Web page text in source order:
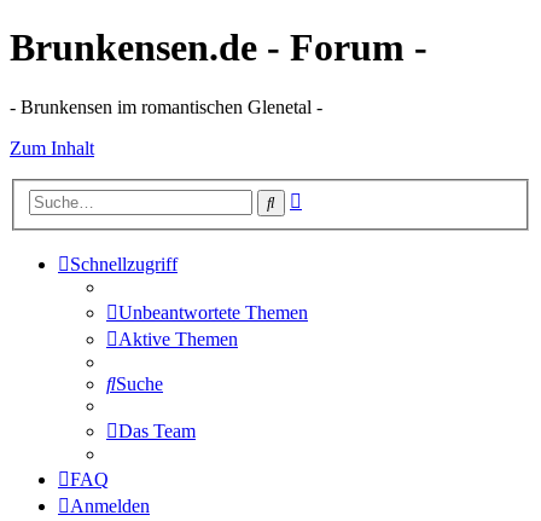
Brunkensen.de - Forum -
- Brunkensen im romantischen Glenetal -
Zum Inhalt
Suche
Schnellzugriff
Unbeantwortete Themen
Aktive Themen
Suche
Das Team
FAQ
Anmelden